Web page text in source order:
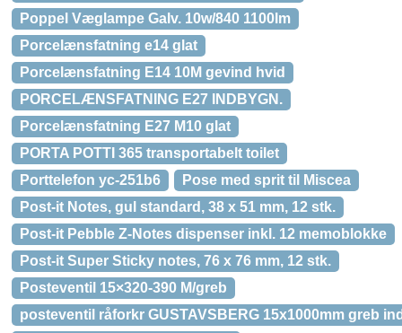
Poppel Væglampe Galv. 10w/840 1100lm
Porcelænsfatning e14 glat
Porcelænsfatning E14 10M gevind hvid
PORCELÆNSFATNING E27 INDBYGN.
Porcelænsfatning E27 M10 glat
PORTA POTTI 365 transportabelt toilet
Porttelefon yc-251b6
Pose med sprit til Miscea
Post-it Notes, gul standard, 38 x 51 mm, 12 stk.
Post-it Pebble Z-Notes dispenser inkl. 12 memoblokke
Post-it Super Sticky notes, 76 x 76 mm, 12 stk.
Posteventil 15×320-390 M/greb
posteventil råforkr GUSTAVSBERG 15x1000mm greb